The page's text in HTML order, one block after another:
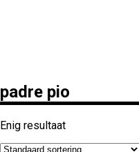
padre pio
Enig resultaat